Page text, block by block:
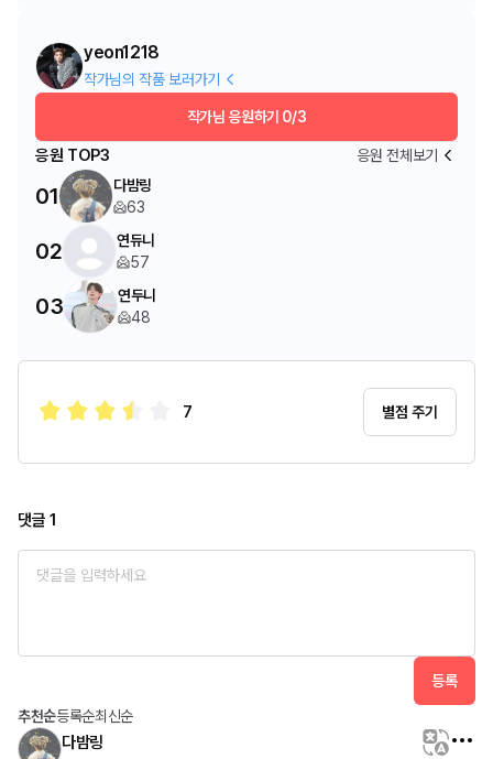
yeon1218
작가님의 작품 보러가기
작가님 응원하기 0/3
응원 TOP3 응원 전체보기
01
다밤링
63
02
연듀니
57
03
연두니
48
7 별점 주기
댓글 1
등록
추천순등록순최신순
다밤링